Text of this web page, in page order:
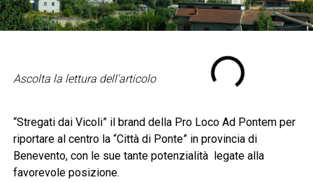
Ascolta la lettura dell'articolo
“Stregati dai Vicoli” il brand della Pro Loco Ad Pontem per
riportare al centro la “Città di Ponte” in provincia di
Benevento, con le sue tante potenzialità legate alla
favorevole posizione.